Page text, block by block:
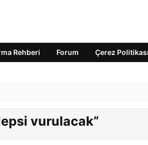
Rehberi Forum Çerez Politikası
vurulacak”